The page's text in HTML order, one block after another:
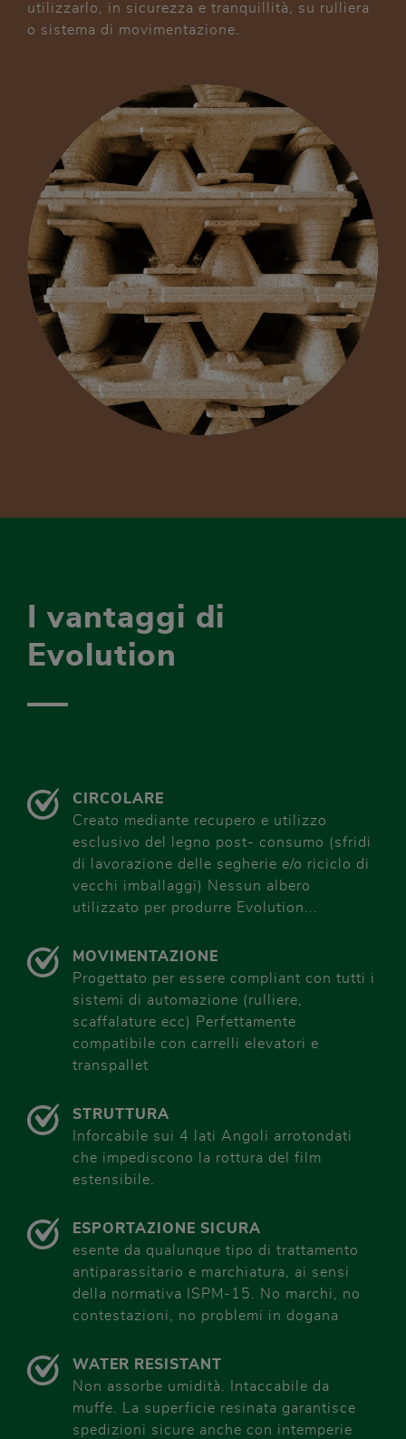
utilizzarlo, in sicurezza e tranquillità, su rulliera
o sistema di movimentazione.
I vantaggi di
Evolution
CIRCOLARE
Creato mediante recupero e utilizzo
esclusivo del legno post- consumo (sfridi
di lavorazione delle segherie e/o riciclo di
vecchi imballaggi) Nessun albero
utilizzato per produrre Evolution...
MOVIMENTAZIONE
Progettato per essere compliant con tutti i
sistemi di automazione (rulliere,
scaffalature ecc) Perfettamente
compatibile con carrelli elevatori e
transpallet
STRUTTURA
Inforcabile sui 4 lati Angoli arrotondati
che impediscono la rottura del film
estensibile.
ESPORTAZIONE SICURA
esente da qualunque tipo di trattamento
antiparassitario e marchiatura, ai sensi
della normativa ISPM-15. No marchi, no
contestazioni, no problemi in dogana
WATER RESISTANT
Non assorbe umidità. Intaccabile da
muffe. La superficie resinata garantisce
spedizioni sicure anche con intemperie